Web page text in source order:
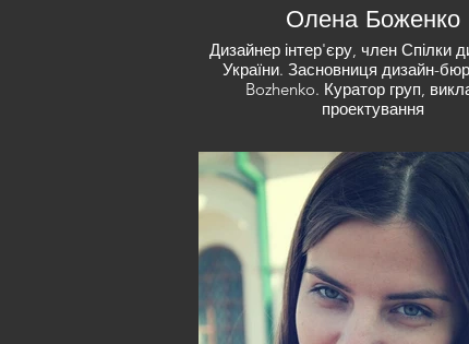
Олена Боженко
Дизайнер інтер'єру, член Спілки
України. Засновниця дизайн-
Bozhenko. Куратор груп,
проектування